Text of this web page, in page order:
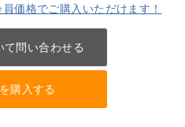
価格でご購入いただけます！
て問い合わせる
購入する